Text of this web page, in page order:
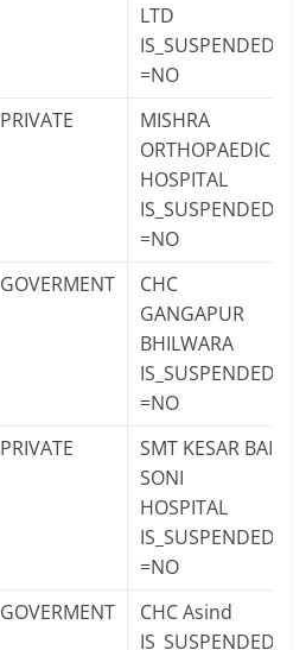
LTD
IS_SUSPENDED
=NO
PRIVATE
MISHRA
ORTHOPAEDIC
HOSPITAL
IS_SUSPENDED
=NO
GOVERMENT
CHC
GANGAPUR
BHILWARA
IS_SUSPENDED
=NO
PRIVATE
SMT KESAR BAI
SONI
HOSPITAL
IS_SUSPENDED
=NO
GOVERMENT
CHC Asind
IS_SUSPENDED